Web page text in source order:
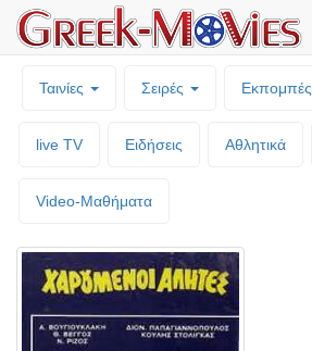
Ταινίες Σειρές Εκπομπές
live TV Ειδήσεις Αθλητικά
Video-Mαθήματα